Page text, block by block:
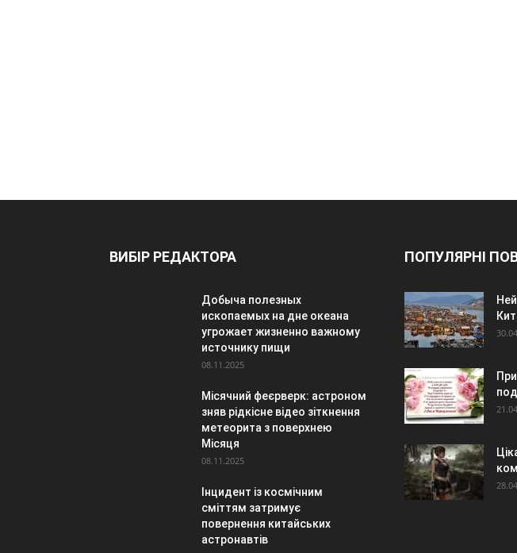
ВИБІР РЕДАКТОРА
Добыча полезных
ископаемых на дне океана
угрожает жизненно важному
источнику пищи
08.11.2025
Місячний феєрверк: астроном
зняв рідкісне відео зіткнення
метеорита з поверхнею
Місяця
08.11.2025
Інцидент із космічним
сміттям затримує
повернення китайських
астронавтів
ПОПУЛЯРНІ